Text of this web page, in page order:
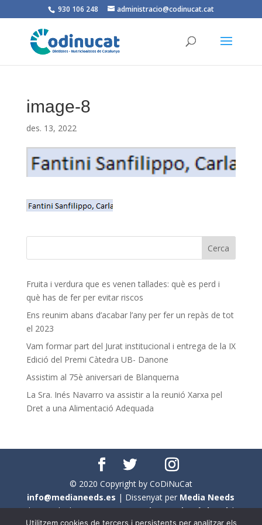
930 106 248 administracio@codinucat.cat
image-8
des. 13, 2022
Fruita i verdura que es venen tallades: què es perd i
què has de fer per evitar riscos
Ens reunim abans d’acabar l’any per fer un repàs de tot
el 2023
Vam formar part del Jurat institucional i entrega de la IX
Edició del Premi Càtedra UB- Danone
Assistim al 75è aniversari de Blanquerna
La Sra. Inés Navarro va assistir a la reunió Xarxa pel
Dret a una Alimentació Adequada
© 2020 Copyright by CoDiNuCat
info@medianeeds.es | Dissenyat per Media Needs
| Tots els drets reservats aCoDiNuCat |Avís legal|
Utilitzem cookies de tercers i persistents per analitzar els